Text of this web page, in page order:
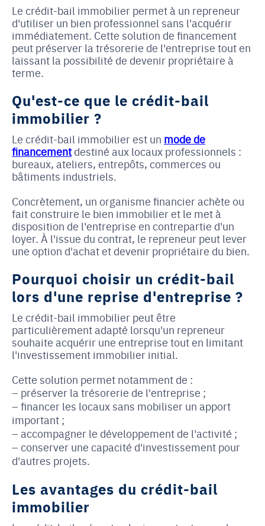
Le crédit-bail immobilier permet à un repreneur
d'utiliser un bien professionnel sans l'acquérir
immédiatement. Cette solution de financement
peut préserver la trésorerie de l'entreprise tout en
laissant la possibilité de devenir propriétaire à
terme.
Qu'est-ce que le crédit-bail
immobilier ?
Le crédit-bail immobilier est un mode de
financementdestiné aux locaux professionnels :
bureaux, ateliers, entrepôts, commerces ou
bâtiments industriels.
Concrètement, un organisme financier achète ou
fait construire le bien immobilier et le met à
disposition de l'entreprise en contrepartie d'un
loyer. À l'issue du contrat, le repreneur peut lever
une option d'achat et devenir propriétaire du bien.
Pourquoi choisir un crédit-bail
lors d'une reprise d'entreprise ?
Le crédit-bail immobilier peut être
particulièrement adapté lorsqu'un repreneur
souhaite acquérir une entreprise tout en limitant
l'investissement immobilier initial.
Cette solution permet notamment de :
préserver la trésorerie de l'entreprise ;
financer les locaux sans mobiliser un apport
important ;
accompagner le développement de l'activité ;
conserver une capacité d'investissement pour
d'autres projets.
Les avantages du crédit-bail
immobilier